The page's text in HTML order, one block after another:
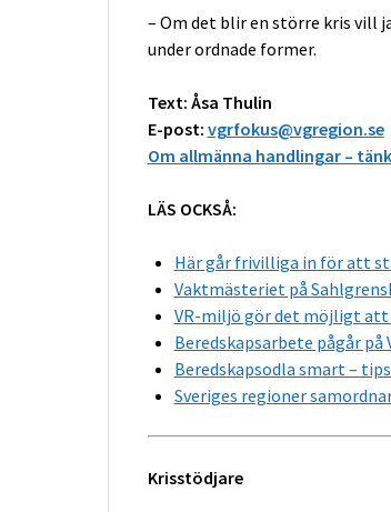
– Om det blir en större kris vill
under ordnade former.
Text: Åsa Thulin
E-post: vgrfokus@vgregion.se
Om allmänna handlingar –
LÄS OCKSÅ:
Här går frivilliga in för att
Vaktmästeriet på
VR-miljö gör det möjligt att
Beredskapsarbete pågår på
Beredskapsodla smart –
Sveriges regioner
Krisstödjare